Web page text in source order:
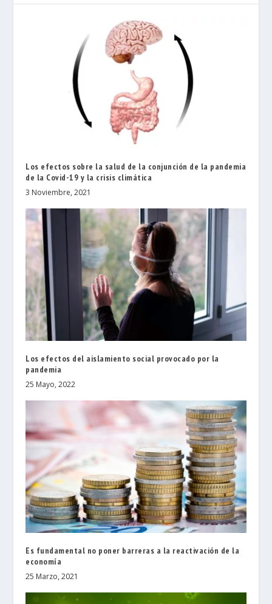
Los efectos sobre la salud de la conjunción de la pandemia
de la Covid-19 y la crisis climática
3 Noviembre, 2021
Los efectos del aislamiento social provocado por la
pandemia
25 Mayo, 2022
Es fundamental no poner barreras a la reactivación de la
economía
25 Marzo, 2021